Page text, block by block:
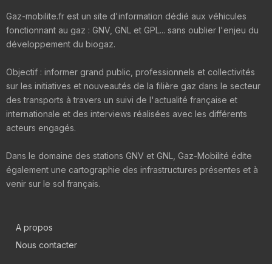
Gaz-mobilite.fr est un site d'information dédié aux véhicules
fonctionnant au gaz : GNV, GNL et GPL... sans oublier l'enjeu du
développement du biogaz.
Objectif : informer grand public, professionnels et collectivités
sur les initiatives et nouveautés de la filière gaz dans le secteur
des transports à travers un suivi de l'actualité française et
internationale et des interviews réalisées avec les différents
acteurs engagés.
Dans le domaine des stations GNV et GNL, Gaz-Mobilité édite
également une cartographie des infrastructures présentes et à
venir sur le sol français.
A propos
Nous contacter